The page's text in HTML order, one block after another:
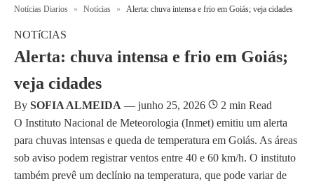
Notícias Diarios » Notícias » Alerta: chuva intensa e frio em Goiás; veja cidades
NOTíCIAS
Alerta: chuva intensa e frio em Goiás;
veja cidades
By SOFIA ALMEIDA — junho 25, 2026
2 min Read
O Instituto Nacional de Meteorologia (Inmet) emitiu um alerta
para chuvas intensas e queda de temperatura em Goiás. As áreas
sob aviso podem registrar ventos entre 40 e 60 km/h. O instituto
também prevê um declínio na temperatura, que pode variar de